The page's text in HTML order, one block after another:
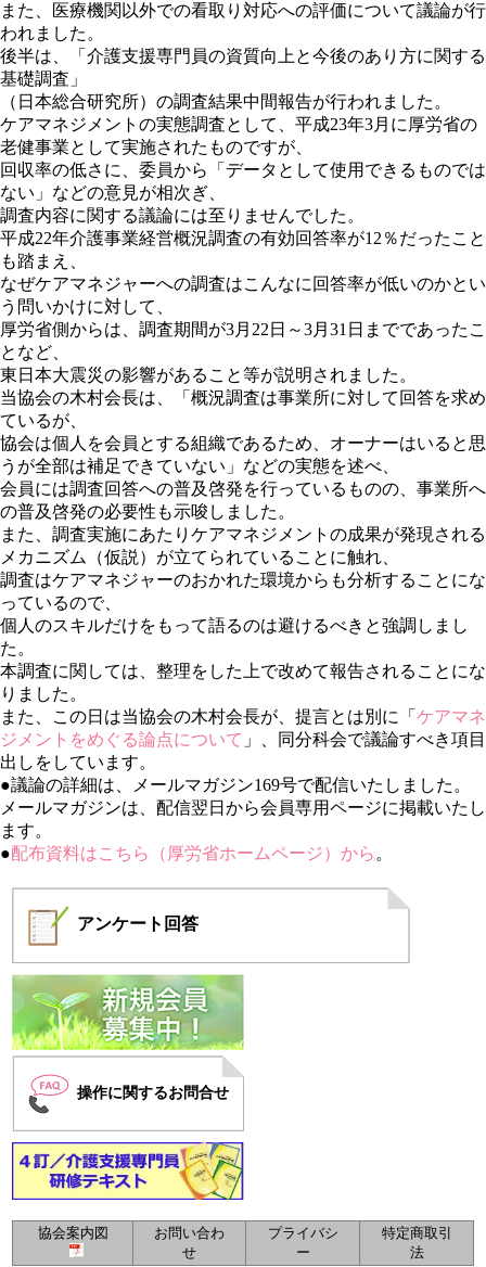
また、医療機関以外での看取り対応への評価について議論が行
われました。
後半は、「介護支援専門員の資質向上と今後のあり方に関する
基礎調査」
（日本総合研究所）の調査結果中間報告が行われました。
ケアマネジメントの実態調査として、平成23年3月に厚労省の
老健事業として実施されたものですが、
回収率の低さに、委員から「データとして使用できるものでは
ない」などの意見が相次ぎ、
調査内容に関する議論には至りませんでした。
平成22年介護事業経営概況調査の有効回答率が12％だったこと
も踏まえ、
なぜケアマネジャーへの調査はこんなに回答率が低いのかとい
う問いかけに対して、
厚労省側からは、調査期間が3月22日～3月31日までであったこ
となど、
東日本大震災の影響があること等が説明されました。
当協会の木村会長は、「概況調査は事業所に対して回答を求め
ているが、
協会は個人を会員とする組織であるため、オーナーはいると思
うが全部は補足できていない」などの実態を述べ、
会員には調査回答への普及啓発を行っているものの、事業所へ
の普及啓発の必要性も示唆しました。
また、調査実施にあたりケアマネジメントの成果が発現される
メカニズム（仮説）が立てられていることに触れ、
調査はケアマネジャーのおかれた環境からも分析することにな
っているので、
個人のスキルだけをもって語るのは避けるべきと強調しまし
た。
本調査に関しては、整理をした上で改めて報告されることにな
りました。
また、この日は当協会の木村会長が、提言とは別に「 ケアマネ
ジメントをめぐる論点について 」、同分科会で議論すべき項目
出しをしています。
●議論の詳細は、メールマガジン169号で配信いたしました。
メールマガジンは、配信翌日から会員専用ページに掲載いたし
ます。
●配布資料はこちら（厚労省ホームページ）から。
アンケート 回答
操作に関するお問合せ
協会案内図
お問い合わ
せ
プライバシ
ー
特定商取引
法